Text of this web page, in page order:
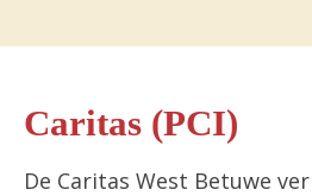
Caritas (PCI)
De Caritas West Betuwe